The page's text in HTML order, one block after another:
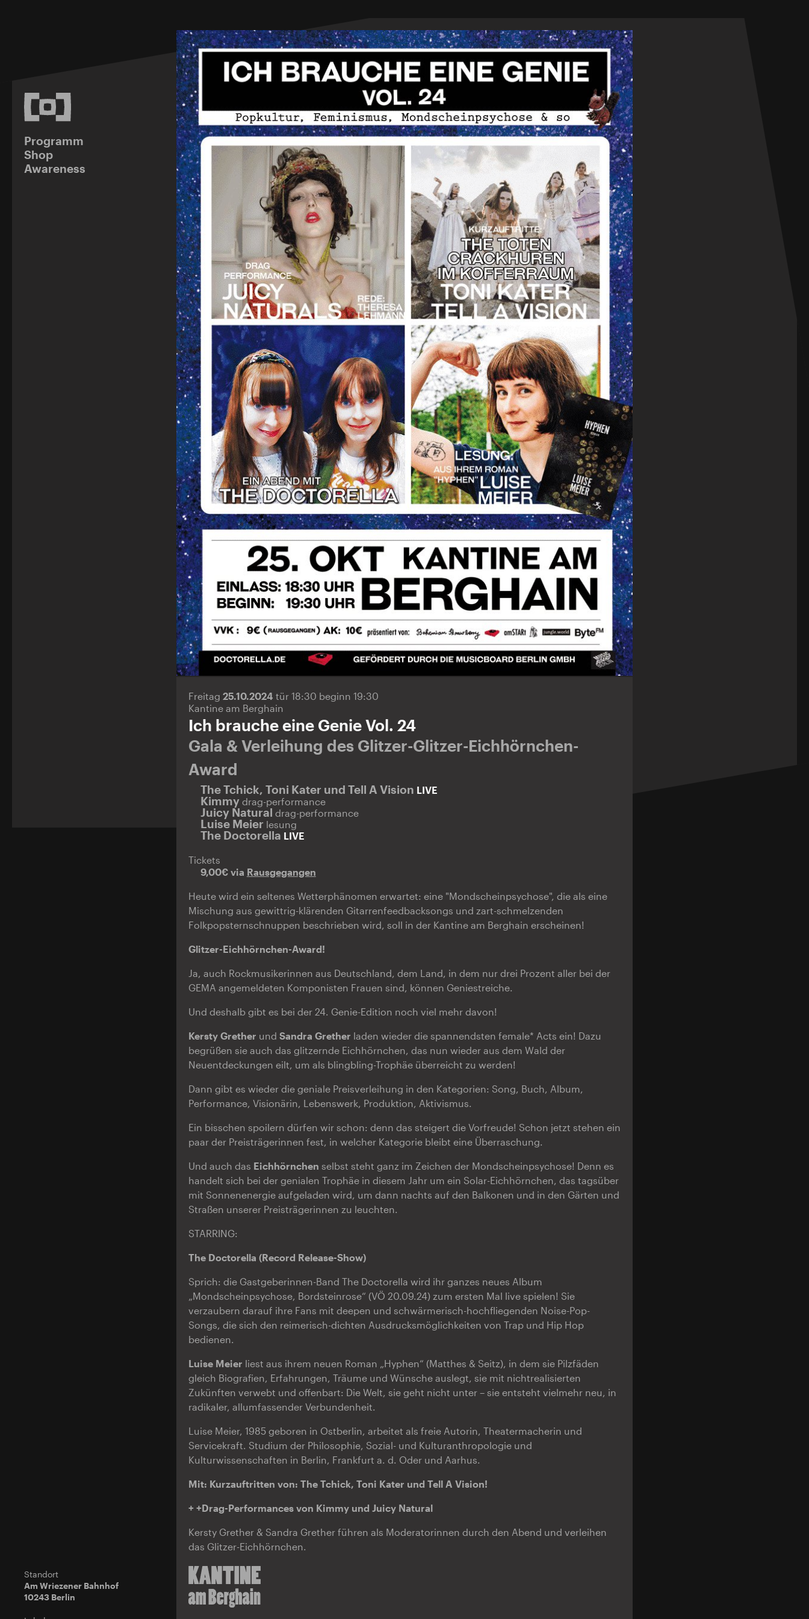
Programm
Shop
Awareness
Standort
Am Wriezener Bahnhof
10243 Berlin
Freitag 25.10.2024 tür 18:30 beginn 19:30
Kantine am Berghain
Ich brauche eine Genie Vol. 24
Gala & Verleihung des Glitzer-Glitzer-Eichhörnchen-
Award
The Tchick, Toni Kater und Tell A Vision LIVE
Kimmy drag-performance
Juicy Natural drag-performance
Luise Meier lesung
The Doctorella LIVE
Tickets
9,00€ via Rausgegangen
Heute wird ein seltenes Wetterphänomen erwartet: eine "Mondscheinpsychose", die als eine
Mischung aus gewittrig-klärenden Gitarrenfeedbacksongs und zart-schmelzenden
Folkpopsternschnuppen beschrieben wird, soll in der Kantine am Berghain erscheinen!
Glitzer-Eichhörnchen-Award!
Ja, auch Rockmusikerinnen aus Deutschland, dem Land, in dem nur drei Prozent aller bei der
GEMA angemeldeten Komponisten Frauen sind, können Geniestreiche.
Und deshalb gibt es bei der 24. Genie-Edition noch viel mehr davon!
Kersty Grether und Sandra Grether laden wieder die spannendsten female* Acts ein! Dazu
begrüßen sie auch das glitzernde Eichhörnchen, das nun wieder aus dem Wald der
Neuentdeckungen eilt, um als blingbling-Trophäe überreicht zu werden!
Dann gibt es wieder die geniale Preisverleihung in den Kategorien: Song, Buch, Album,
Performance, Visionärin, Lebenswerk, Produktion, Aktivismus.
Ein bisschen spoilern dürfen wir schon: denn das steigert die Vorfreude! Schon jetzt stehen ein
paar der Preisträgerinnen fest, in welcher Kategorie bleibt eine Überraschung.
Und auch das Eichhörnchen selbst steht ganz im Zeichen der Mondscheinpsychose! Denn es
handelt sich bei der genialen Trophäe in diesem Jahr um ein Solar-Eichhörnchen, das tagsüber
mit Sonnenenergie aufgeladen wird, um dann nachts auf den Balkonen und in den Gärten und
Straßen unserer Preisträgerinnen zu leuchten.
STARRING:
The Doctorella (Record Release-Show)
Sprich: die Gastgeberinnen-Band The Doctorella wird ihr ganzes neues Album
„Mondscheinpsychose, Bordsteinrose“ (VÖ 20.09.24) zum ersten Mal live spielen! Sie
verzaubern darauf ihre Fans mit deepen und schwärmerisch-hochfliegenden Noise-Pop-
Songs, die sich den reimerisch-dichten Ausdrucksmöglichkeiten von Trap und Hip Hop
bedienen.
Luise Meier liest aus ihrem neuen Roman „Hyphen“ (Matthes & Seitz), in dem sie Pilzfäden
gleich Biografien, Erfahrungen, Träume und Wünsche auslegt, sie mit nichtrealisierten
Zukünften verwebt und offenbart: Die Welt, sie geht nicht unter – sie entsteht vielmehr neu, in
radikaler, allumfassender Verbundenheit.
Luise Meier, 1985 geboren in Ostberlin, arbeitet als freie Autorin, Theatermacherin und
Servicekraft. Studium der Philosophie, Sozial- und Kulturanthropologie und
Kulturwissenschaften in Berlin, Frankfurt a. d. Oder und Aarhus.
Mit: Kurzauftritten von: The Tchick, Toni Kater und Tell A Vision!
+ +Drag-Performances von Kimmy und Juicy Natural
Kersty Grether & Sandra Grether führen als Moderatorinnen durch den Abend und verleihen
das Glitzer-Eichhörnchen.